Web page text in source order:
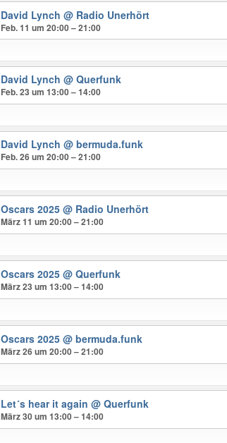
David Lynch@ Radio Unerhört
Feb. 11 um 20:00 – 21:00
David Lynch@ Querfunk
Feb. 23 um 13:00 – 14:00
David Lynch@ bermuda.funk
Feb. 26 um 20:00 – 21:00
Oscars 2025@ Radio Unerhört
März 11 um 20:00 – 21:00
Oscars 2025@ Querfunk
März 23 um 13:00 – 14:00
Oscars 2025@ bermuda.funk
März 26 um 20:00 – 21:00
Let´s hear it again@ Querfunk
März 30 um 13:00 – 14:00